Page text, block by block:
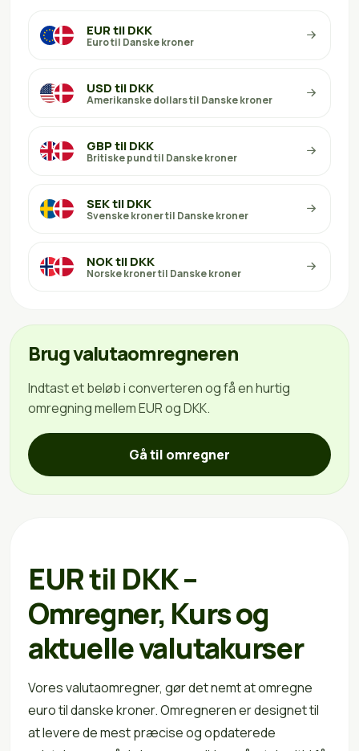
EUR til DKK
Euro til Danske kroner
USD til DKK
Amerikanske dollars til Danske kroner
GBP til DKK
Britiske pund til Danske kroner
SEK til DKK
Svenske kroner til Danske kroner
NOK til DKK
Norske kroner til Danske kroner
Brug valutaomregneren
Indtast et beløb i converteren og få en hurtig
omregning mellem EUR og DKK.
Gå til omregner
EUR til DKK –
Omregner, Kurs og
aktuelle valutakurser
Vores valutaomregner, gør det nemt at omregne
euro til danske kroner. Omregneren er designet til
at levere de mest præcise og opdaterede